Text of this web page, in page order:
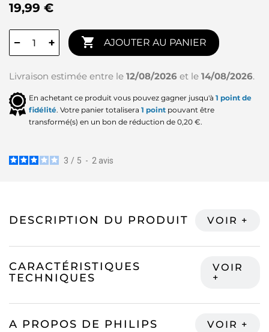
19,99 €
− +  AJOUTER AU PANIER
Livraison estimée entre le 12/08/2026 et le 14/08/2026.
En achetant ce produit vous pouvez gagner jusqu'à 1 point de
fidélité. Votre panier totalisera 1 point pouvant être
transformé(s) en un bon de réduction de 0,20 €.
3 / 5 - 2 avis
DESCRIPTION DU PRODUIT
CARACTÉRISTIQUES
TECHNIQUES
A PROPOS DE PHILIPS